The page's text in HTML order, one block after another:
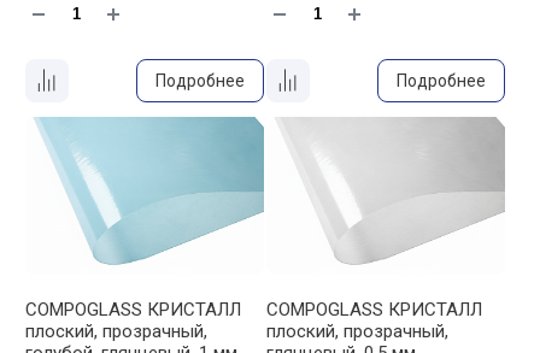
Подробнее Подробнее
COMPOGLASS КРИСТАЛЛ
плоский, прозрачный,
COMPOGLASS КРИСТАЛЛ
плоский, прозрачный,